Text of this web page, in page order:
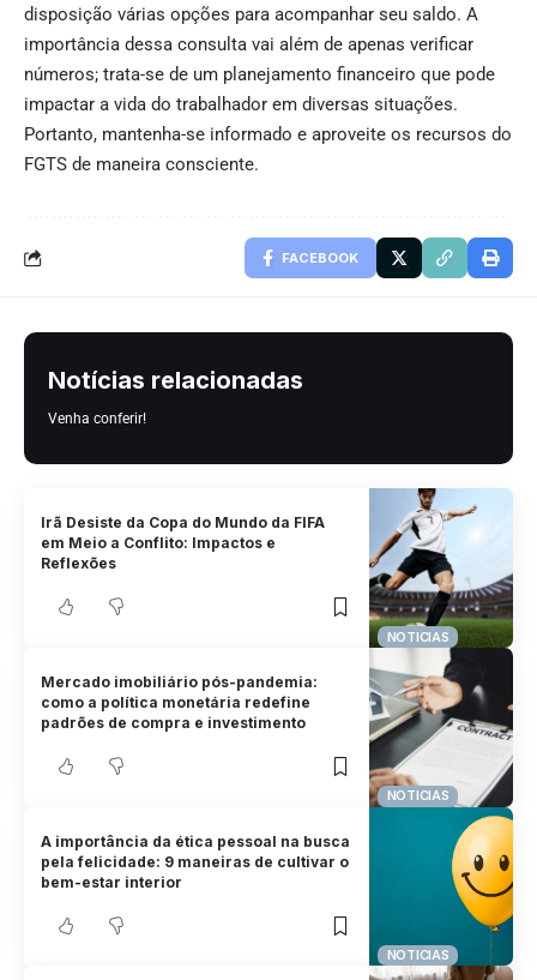
disposição várias opções para acompanhar seu saldo. A
importância dessa consulta vai além de apenas verificar
números; trata-se de um planejamento financeiro que pode
impactar a vida do trabalhador em diversas situações.
Portanto, mantenha-se informado e aproveite os recursos do
FGTS de maneira consciente.
FACEBOOK
Notícias relacionadas
Venha conferir!
NOTICIAS
Irã Desiste da Copa do Mundo da FIFA
em Meio a Conflito: Impactos e
Reflexões
NOTICIAS
Mercado imobiliário pós-pandemia:
como a política monetária redefine
padrões de compra e investimento
NOTICIAS
A importância da ética pessoal na busca
pela felicidade: 9 maneiras de cultivar o
bem-estar interior